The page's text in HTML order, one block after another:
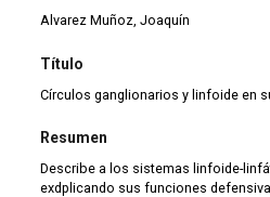
Alvarez Muñoz, Joaquín
Título
Círculos ganglionarios y linfoide en
Resumen
Describe a los sistemas linfoide-
exdplicando sus funciones